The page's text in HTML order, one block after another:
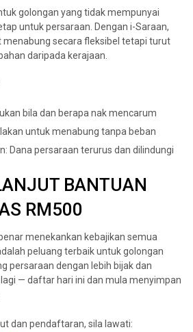
golongan yang tidak mempunyai
untuk persaraan. Dengan i-Saraan,
menabung secara fleksibel tetapi turut
daripada kerajaan.
bila dan berapa nak mencarum
untuk menabung tanpa beban
Dana persaraan terurus dan dilindungi
BANTUAN
RM500
menekankan kebajikan semua
peluang terbaik untuk golongan
persaraan dengan lebih bijak dan
— daftar hari ini dan mula menyimpan
dan pendaftaran, sila lawati: